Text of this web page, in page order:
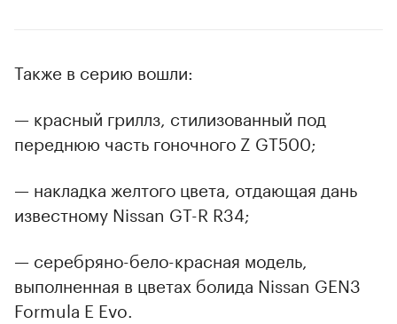
Также в серию вошли:
— красный гриллз, стилизованный под
переднюю часть гоночного Z GT500;
— накладка желтого цвета, отдающая дань
известному Nissan GT-R R34;
— серебряно-бело-красная модель,
выполненная в цветах болида Nissan GEN3
Formula E Evo.